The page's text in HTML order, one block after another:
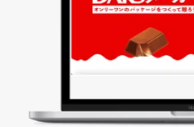
エンターテイメン
電化製品
IT
美容
医療
教育